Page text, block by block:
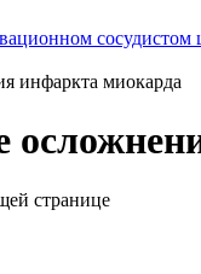
сосудистом
инфаркта миокарда
странице